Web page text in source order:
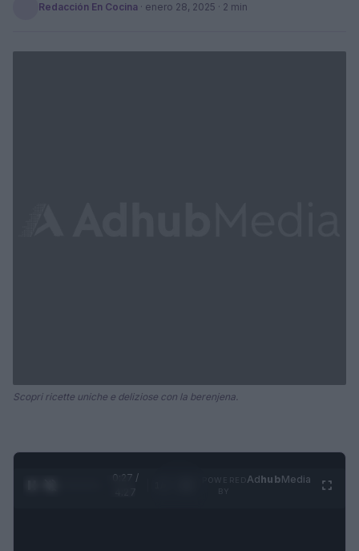
Redacción En Cocina · enero 28, 2025 · 2 min
Scopri ricette uniche e deliziose con la berenjena.
0:28 /
AdhubMedia